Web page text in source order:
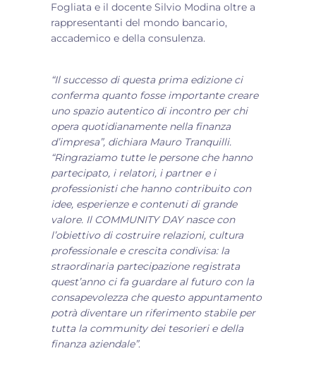
Fogliata e il docente Silvio Modina oltre a
rappresentanti del mondo bancario,
accademico e della consulenza.
“Il successo di questa prima edizione ci
conferma quanto fosse importante creare
uno spazio autentico di incontro per chi
opera quotidianamente nella finanza
d’impresa”, dichiara Mauro Tranquilli.
“Ringraziamo tutte le persone che hanno
partecipato, i relatori, i partner e i
professionisti che hanno contribuito con
idee, esperienze e contenuti di grande
valore. Il COMMUNITY DAY nasce con
l’obiettivo di costruire relazioni, cultura
professionale e crescita condivisa: la
straordinaria partecipazione registrata
quest’anno ci fa guardare al futuro con la
consapevolezza che questo appuntamento
potrà diventare un riferimento stabile per
tutta la community dei tesorieri e della
finanza aziendale”.